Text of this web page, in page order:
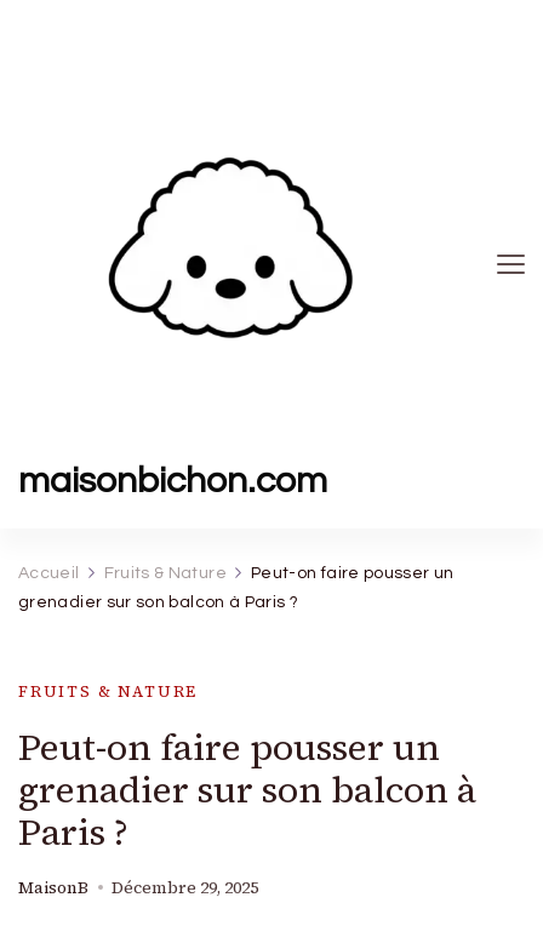
maisonbichon.com
Accueil Fruits & Nature
Peut-on faire pousser un
grenadier sur son balcon à Paris ?
FRUITS & NATURE
Peut-on faire pousser un
grenadier sur son balcon à
Paris ?
MaisonB Décembre 29, 2025